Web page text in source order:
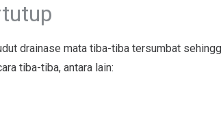
drainase mata tiba-tiba tersumbat
tiba-tiba, antara lain: